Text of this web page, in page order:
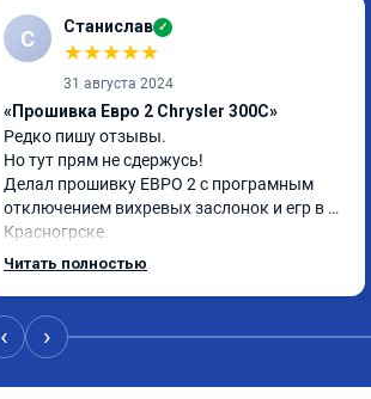
С Станислав ✓
★★★★★
31 августа 2024
«Прошивка Евро 2 Chrysler 300C»
Редко пишу отзывы.
Но тут прям не сдержусь!
Делал прошивку ЕВРО 2 с програмным
отключением вихревых заслонок и егр в
Красногрске.
Все прошло отлично,расход топлива
удаления вихревых заслонок в аварийном
режиме,но и до удаления их расход
Читать полностью
‹ ›